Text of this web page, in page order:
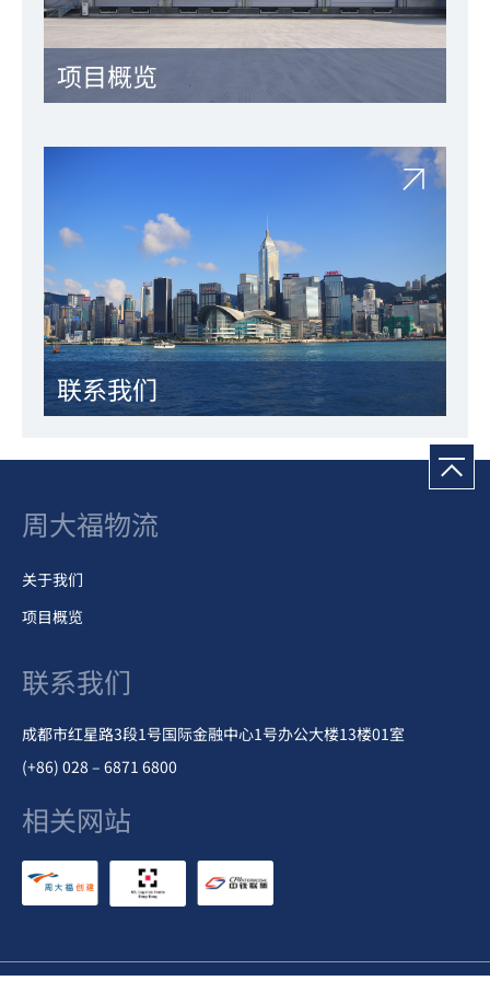
项目概览
联系我们
周大福物流
关于我们
项目概览
联系我们
成都市红星路3段1号国际金融中心1号办公大楼13楼01室
(+86) 028 – 6871 6800
相关网站